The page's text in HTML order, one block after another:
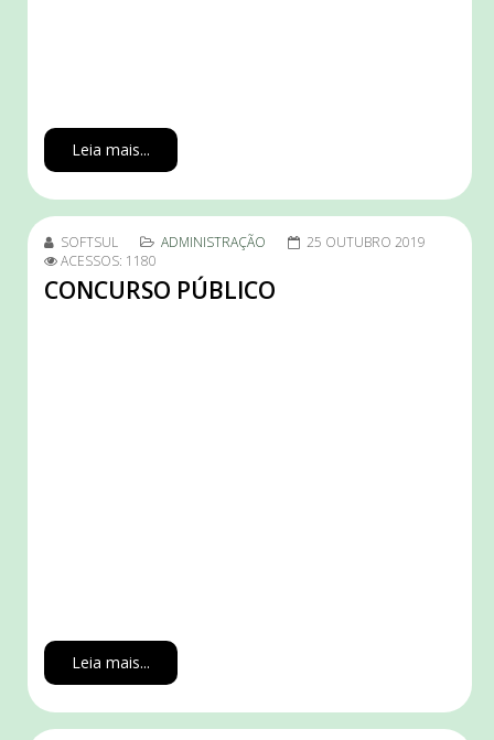
Leia mais...
SOFTSUL ADMINISTRAÇÃO
25 OUTUBRO 2019
ACESSOS: 1180
CONCURSO PÚBLICO
Leia mais...